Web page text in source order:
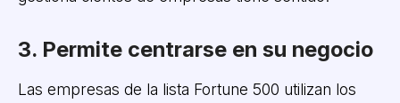
3. Permite centrarse en su negocio
Las empresas de la lista Fortune 500 utilizan los